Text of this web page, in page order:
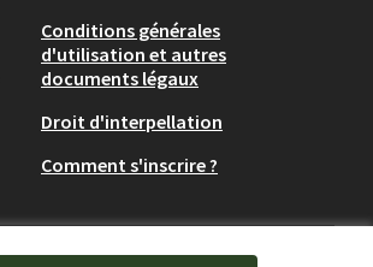
Conditions générales
d'utilisation et autres
documents légaux
Droit d'interpellation
Comment s'inscrire ?